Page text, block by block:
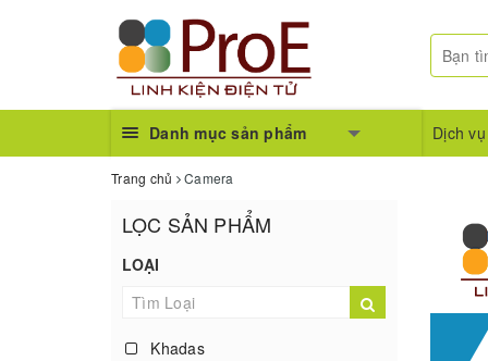
Danh mục sản phẩm Dịch
Trang chủ Camera
LỌC SẢN PHẨM
LOẠI
Khadas